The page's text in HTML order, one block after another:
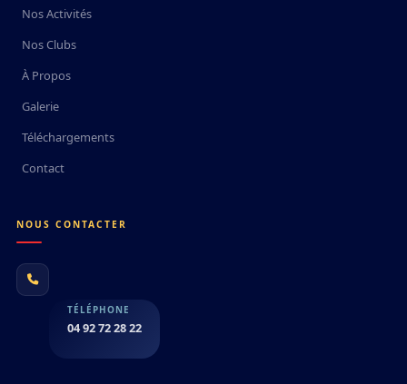
Nos Activités
Nos Clubs
À Propos
Galerie
Téléchargements
Contact
NOUS CONTACTER
TÉLÉPHONE
04 92 72 28 22